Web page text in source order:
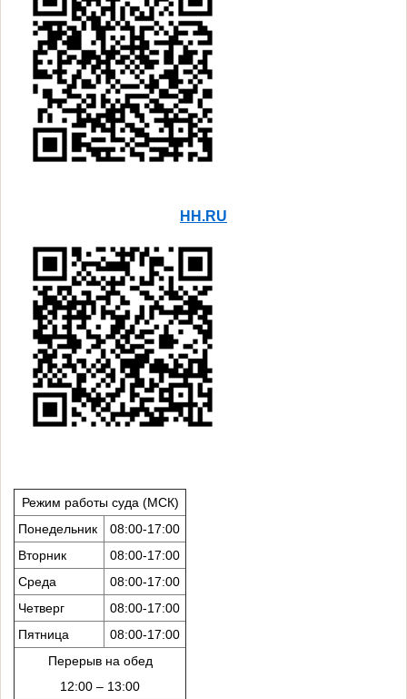
HH.RU
Режим работы суда (МСК)
Понедельник
08:00-17:00
Вторник
08:00-17:00
Среда
08:00-17:00
Четверг
08:00-17:00
Пятница
08:00-17:00
Перерыв на обед
12:00 – 13:00